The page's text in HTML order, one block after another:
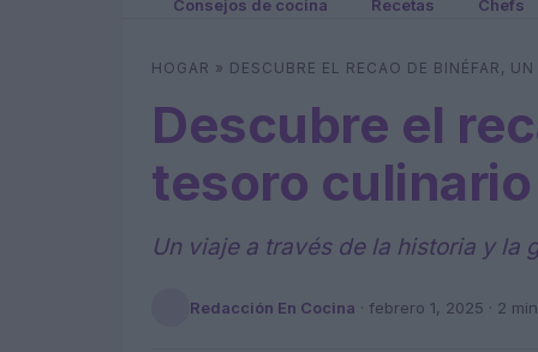
Consejos de cocina Recetas Chefs
HOGAR » DESCUBRE EL RECAO DE BINÉFAR,
Descubre el
tesoro
Un viaje a través de la historia y la
Redacción En Cocina · febrero 1, 2025 · 2 min